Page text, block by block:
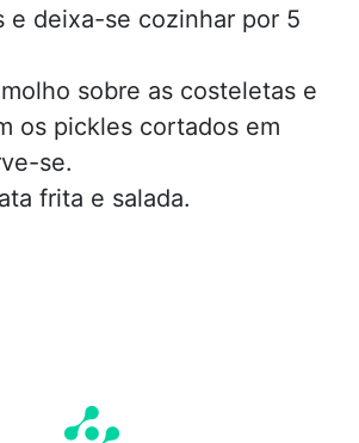
e deixa-se cozinhar por 5
sobre as costeletas e
os pickles cortados em
se.
frita e salada.